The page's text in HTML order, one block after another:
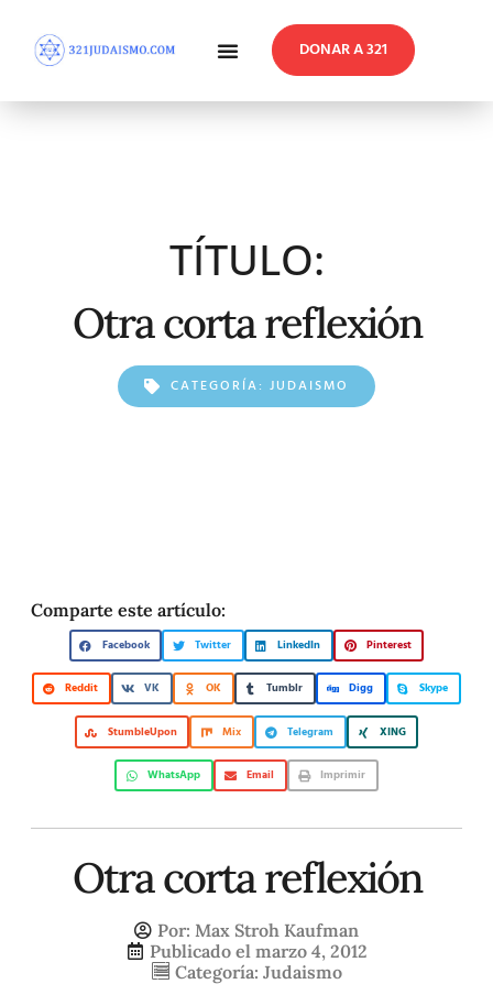
DONAR A 321
TÍTULO:
Otra corta reflexión
CATEGORÍA: JUDAISMO
Comparte este artículo:
Facebook Twitter LinkedIn Pinterest
Reddit VK OK Tumblr Digg Skype
StumbleUpon Mix Telegram XING
WhatsApp Email Imprimir
Otra corta reflexión
Por: Max Stroh Kaufman
Publicado el marzo 4, 2012
Categoría: Judaismo